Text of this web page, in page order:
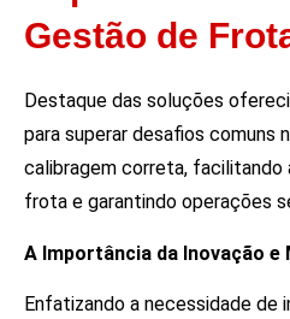
Gestão de
Destaque das soluções
para superar desafios comuns
calibragem correta, facilitando
frota e garantindo operações
A Importância da Inovação e
Enfatizando a necessidade de